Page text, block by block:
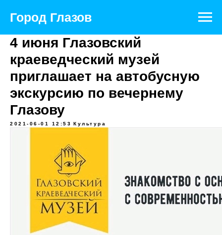
Город Глазов
4 июня Глазовский
краеведческий музей
приглашает на автобусную
экскурсию по вечернему
Глазову
2021-06-01 12:53 Культура